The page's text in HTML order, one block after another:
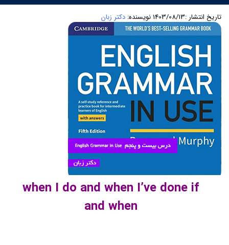
تاریخ انتشار :1403/08/13 نویسنده: دکتر زبان
when I do and when I’ve done if
and when